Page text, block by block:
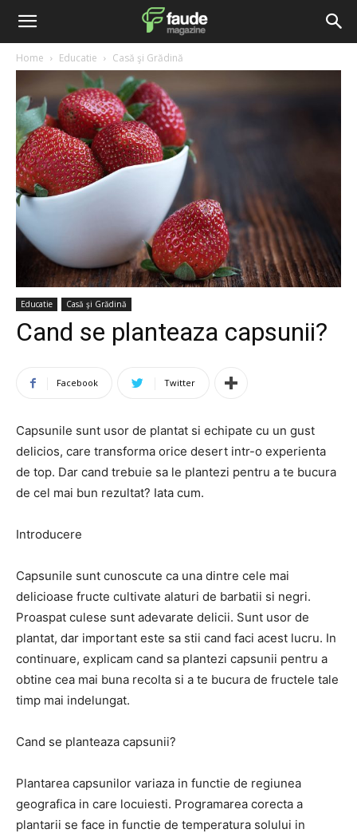
Home Educatie Casă şi Grădină
Educatie Casă şi Grădină
Cand se planteaza capsunii?
Facebook Twitter
Capsunile sunt usor de plantat si echipate cu un gust
delicios, care transforma orice desert intr-o experienta
de top. Dar cand trebuie sa le plantezi pentru a te bucura
de cel mai bun rezultat? Iata cum.
Introducere
Capsunile sunt cunoscute ca una dintre cele mai
delicioase fructe cultivate alaturi de barbatii si negri.
Proaspat culese sunt adevarate delicii. Sunt usor de
plantat, dar important este sa stii cand faci acest lucru. In
continuare, explicam cand sa plantezi capsunii pentru a
obtine cea mai buna recolta si a te bucura de fructele tale
timp mai indelungat.
Cand se planteaza capsunii?
Plantarea capsunilor variaza in functie de regiunea
geografica in care locuiesti. Programarea corecta a
plantarii se face in functie de temperatura solului in